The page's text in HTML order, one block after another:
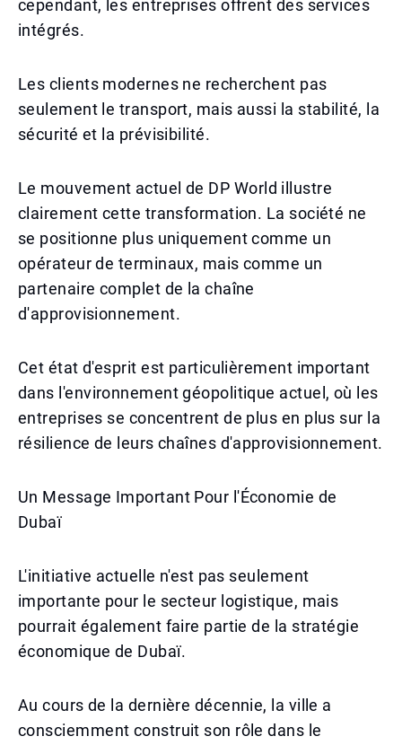
cependant, les entreprises offrent des services
intégrés.
Les clients modernes ne recherchent pas
seulement le transport, mais aussi la stabilité, la
sécurité et la prévisibilité.
Le mouvement actuel de DP World illustre
clairement cette transformation. La société ne
se positionne plus uniquement comme un
opérateur de terminaux, mais comme un
partenaire complet de la chaîne
d'approvisionnement.
Cet état d'esprit est particulièrement important
dans l'environnement géopolitique actuel, où les
entreprises se concentrent de plus en plus sur la
résilience de leurs chaînes d'approvisionnement.
Un Message Important Pour l'Économie de
Dubaï
L'initiative actuelle n'est pas seulement
importante pour le secteur logistique, mais
pourrait également faire partie de la stratégie
économique de Dubaï.
Au cours de la dernière décennie, la ville a
consciemment construit son rôle dans le